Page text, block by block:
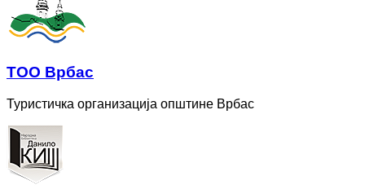
ТОО Врбас
Туристичка организација општине Врбас